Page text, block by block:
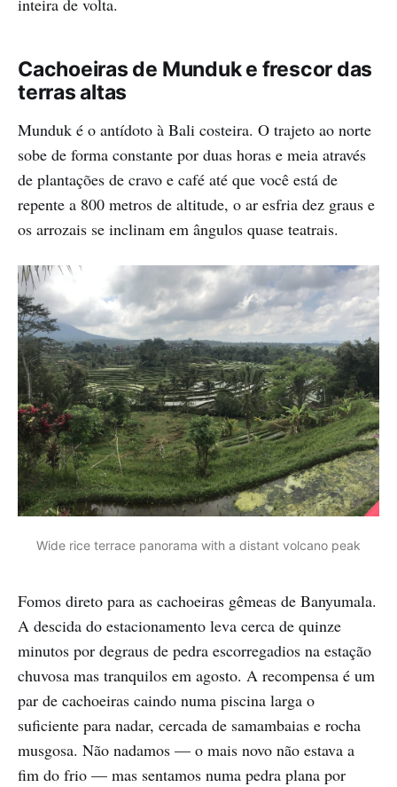
inteira de volta.
Cachoeiras de Munduk e frescor das
terras altas
Munduk é o antídoto à Bali costeira. O trajeto ao norte
sobe de forma constante por duas horas e meia através
de plantações de cravo e café até que você está de
repente a 800 metros de altitude, o ar esfria dez graus e
os arrozais se inclinam em ângulos quase teatrais.
Wide rice terrace panorama with a distant volcano peak
Fomos direto para as cachoeiras gêmeas de Banyumala.
A descida do estacionamento leva cerca de quinze
minutos por degraus de pedra escorregadios na estação
chuvosa mas tranquilos em agosto. A recompensa é um
par de cachoeiras caindo numa piscina larga o
suficiente para nadar, cercada de samambaias e rocha
musgosa. Não nadamos — o mais novo não estava a
fim do frio — mas sentamos numa pedra plana por